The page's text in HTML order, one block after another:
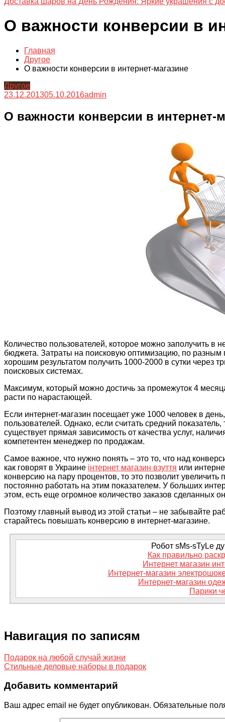
О важности конверсии в
Главная
Другое
О важности конверсии в интернет-магазине
Другое
23.12.201305.10.2016admin
О важности конверсии в интернет-
Количество пользователей, которое можно заполучить в
бюджета. Затраты на поисковую оптимизацию, по разным
хорошим результатом получить 1000-2000 в сутки через
поисковых системах.
Максимум, который можно достичь за промежуток 4
расти по нарастающей.
Если интернет-магазин посещает уже 1000 человек в
пользователей. Однако, если считать средний
существует прямая зависимость от качества услуг,
компетентен менеджер по продажам.
Самое важное, что нужно понять – это то, что над
как говорят в Украине інтернет магазин взуття или
конверсию на пару процентов, то это позволит
постоянно работать на этим показателем. У больших
этом, есть еще огромное количество заказов сделанных
Поэтому главный вывод из этой статьи – не забывайте
старайтесь повышать конверсию в интернет-магазине.
Робот sMs-sTyLe
Как правильно
Интернет магазин
Интернет-магазин
Интернет-магазин
Парики
Навигация по записям
Подарок на любой случай жизни
Стильные деловые наборы в подарок
Добавить комментарий
Ваш адрес email не будет опубликован. Обязательные